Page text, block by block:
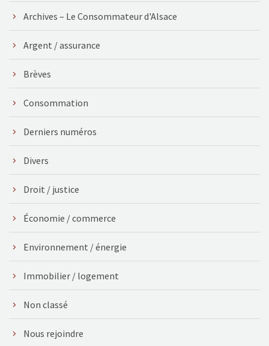
Archives – Le Consommateur d'Alsace
Argent / assurance
Brèves
Consommation
Derniers numéros
Divers
Droit / justice
Économie / commerce
Environnement / énergie
Immobilier / logement
Non classé
Nous rejoindre